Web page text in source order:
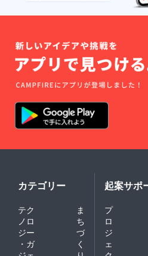
カテゴリー
テク
ノロ
ジー
・ガ
ま
ち
づ
く
起案サポ
プ
ロ
ジ
ェ